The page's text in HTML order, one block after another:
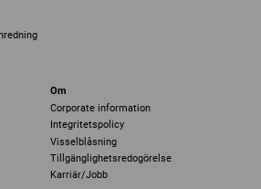
Om
Corporate information
Integritetspolicy
Visselblåsning
Tillgänglighetsredogörelse
Karriär/Jobb